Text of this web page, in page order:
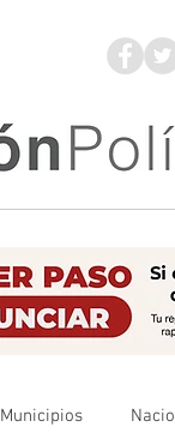
Municipios